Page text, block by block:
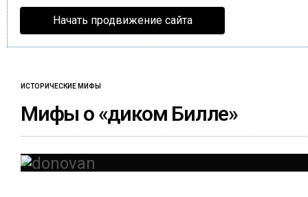
Начать продвижение сайта
ИСТОРИЧЕСКИЕ МИФЫ
Мифы о «диком Билле»